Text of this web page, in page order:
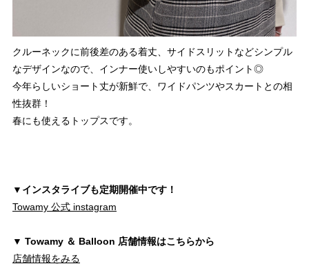
クルーネックに前後差のある着丈、サイドスリットなどシンプル
なデザインなので、インナー使いしやすいのもポイント◎
今年らしいショート丈が新鮮で、ワイドパンツやスカートとの相
性抜群！
春にも使えるトップスです。
▼インスタライブも定期開催中です！
Towamy 公式 instagram
▼ Towamy ＆ Balloon 店舗情報はこちらから
店舗情報をみる